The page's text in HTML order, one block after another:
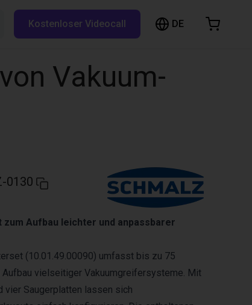
Kostenloser Videocall DE
Vakuum-
0130
Aufbau leichter und anpassbarer
(10.01.49.00090) umfasst bis zu 75
Aufbau vielseitiger Vakuumgreifersysteme. Mit
vier Saugerplatten lassen sich
Im Shop stöbern